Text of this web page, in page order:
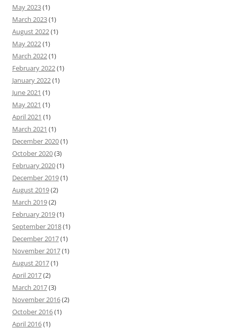
May 2023(1)
March 2023(1)
August 2022(1)
May 2022(1)
March 2022(1)
February 2022(1)
January 2022(1)
June 2021 (1)
May 2021 (1)
April 2021 (1)
March 2021 (1)
December 2020(1)
October 2020(3)
February 2020(1)
December 2019(1)
August 2019(2)
March 2019(2)
February 2019(1)
September 2018(1)
December 2017(1)
November 2017(1)
August 2017(1)
April 2017(2)
March 2017(3)
November 2016(2)
October 2016(1)
April 2016(1)